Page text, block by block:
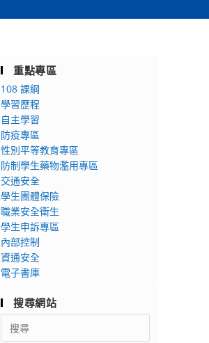
重點專區
108 課綱
學習歷程
自主學習
防疫專區
性別平等教育專區
防制學生藥物濫用專區
交通安全
學生團體保險
職業安全衛生
學生申訴專區
內部控制
資通安全
電子書庫
搜尋網站
Search
for: